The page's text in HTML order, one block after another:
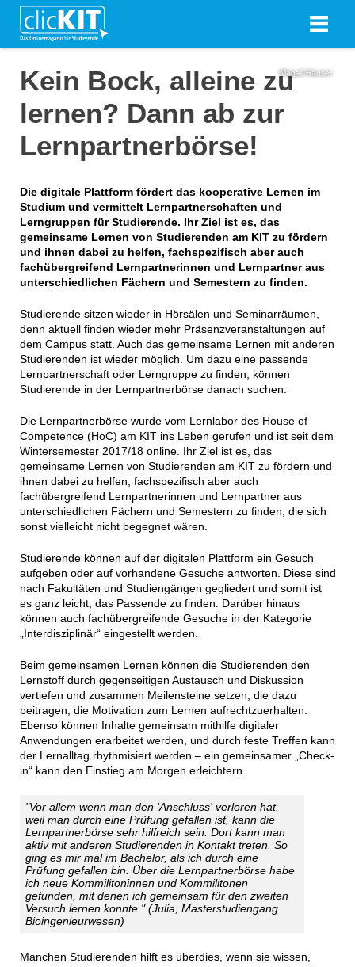
Magali Hauser
Kein Bock, alleine zu
lernen? Dann ab zur
Lernpartnerbörse!
Die digitale Plattform fördert das kooperative Lernen im
Studium und vermittelt Lernpartnerschaften und
Lerngruppen für Studierende. Ihr Ziel ist es, das
gemeinsame Lernen von Studierenden am KIT zu fördern
und ihnen dabei zu helfen, fachspezifisch aber auch
fachübergreifend Lernpartnerinnen und Lernpartner aus
unterschiedlichen Fächern und Semestern zu finden.
Studierende sitzen wieder in Hörsälen und Seminarräumen,
denn aktuell finden wieder mehr Präsenzveranstaltungen auf
dem Campus statt. Auch das gemeinsame Lernen mit anderen
Studierenden ist wieder möglich. Um dazu eine passende
Lernpartnerschaft oder Lerngruppe zu finden, können
Studierende in der Lernpartnerbörse danach suchen.
Die Lernpartnerbörse wurde vom Lernlabor des House of
Competence (HoC) am KIT ins Leben gerufen und ist seit dem
Wintersemester 2017/18 online. Ihr Ziel ist es, das
gemeinsame Lernen von Studierenden am KIT zu fördern und
ihnen dabei zu helfen, fachspezifisch aber auch
fachübergreifend Lernpartnerinnen und Lernpartner aus
unterschiedlichen Fächern und Semestern zu finden, die sich
sonst vielleicht nicht begegnet wären.
Studierende können auf der digitalen Plattform ein Gesuch
aufgeben oder auf vorhandene Gesuche antworten. Diese sind
nach Fakultäten und Studiengängen gegliedert und somit ist
es ganz leicht, das Passende zu finden. Darüber hinaus
können auch fachübergreifende Gesuche in der Kategorie
„Interdisziplinär“ eingestellt werden.
Beim gemeinsamen Lernen können die Studierenden den
Lernstoff durch gegenseitigen Austausch und Diskussion
vertiefen und zusammen Meilensteine setzen, die dazu
beitragen, die Motivation zum Lernen aufrechtzuerhalten.
Ebenso können Inhalte gemeinsam mithilfe digitaler
Anwendungen erarbeitet werden, und durch feste Treffen kann
der Lernalltag rhythmisiert werden – ein gemeinsamer „Check-
in“ kann den Einstieg am Morgen erleichtern.
"Vor allem wenn man den 'Anschluss' verloren hat,
weil man durch eine Prüfung gefallen ist, kann die
Lernpartnerbörse sehr hilfreich sein. Dort kann man
aktiv mit anderen Studierenden in Kontakt treten. So
ging es mir mal im Bachelor, als ich durch eine
Prüfung gefallen bin. Über die Lernpartnerbörse habe
ich neue Kommilitoninnen und Kommilitonen
gefunden, mit denen ich gemeinsam für den zweiten
Versuch lernen konnte." (Julia, Masterstudiengang
Bioingenieurwesen)
Manchen Studierenden hilft es überdies, wenn sie wissen,